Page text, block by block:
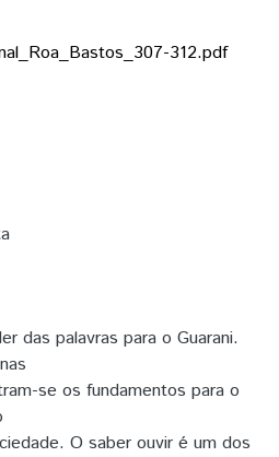
312.pdf
das palavras para o Guarani.
se os fundamentos para o
O saber ouvir é um dos